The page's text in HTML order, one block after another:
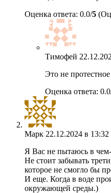
Оценка ответа: 0.0/5
Тимофей
Это не
Оценка ответа:
Марк 22.12.2024 в 13:32
Я Вас не пытаюсь в
Не стоит забывать
которое не смогло бы
И еще. Когда в воде
окружающей среды.)